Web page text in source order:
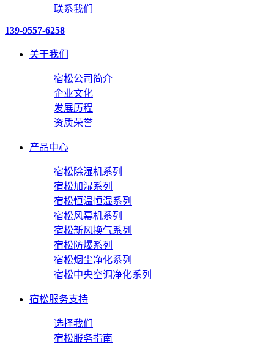
联系我们
139-9557-6258
关于我们
宿松公司简介
企业文化
发展历程
资质荣誉
产品中心
宿松除湿机系列
宿松加湿系列
宿松恒温恒湿系列
宿松风幕机系列
宿松新风换气系列
宿松防爆系列
宿松烟尘净化系列
宿松中央空调净化系列
宿松服务支持
选择我们
宿松服务指南